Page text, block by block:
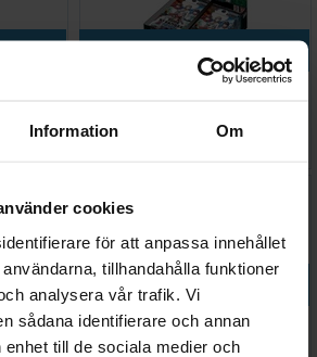
Information Om
cookies
för att anpassa innehållet
tillhandahålla funktioner
analysera vår trafik. Vi
sådana identifierare och annan
enhet till de sociala medier och
Köp
Digimon TCG Time Stranger
Bonds
Köp
Digimon TCG Timeless Bonds
Booster Box